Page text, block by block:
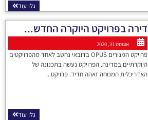
גלו עוד
דירה בפרויקט היוקרה החדש...
אוגוסט 31, 2020
פרויקט המגורים OPUS בדובאי נחשב לאחד מהפרויקטים
היוקרתיים במדינה. הפרויקט נעשה בתכנונה של
האדריכלית המנוחה זאהה חדיד. פרויקט...
גלו עוד